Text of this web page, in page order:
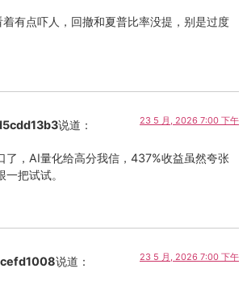
有点吓人，回撤和夏普比率没提，别是过度
说道： 23 5 月, 2026 7:00 下午
了，AI量化给高分我信，437%收益虽然夸张
把试试。
说道： 23 5 月, 2026 7:00 下午